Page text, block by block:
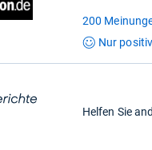
200
Nur
Helfen Sie